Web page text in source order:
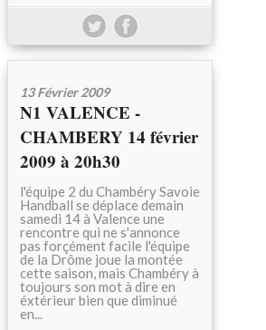
13 Février 2009
N1 VALENCE -
CHAMBERY 14 février
2009 à 20h30
l'équipe 2 du Chambéry Savoie
Handball se déplace demain
samedi 14 à Valence une
rencontre qui ne s'annonce
pas forçément facile l'équipe
de la Drôme joue la montée
cette saison, mais Chambéry à
toujours son mot à dire en
éxtérieur bien que diminué
en...